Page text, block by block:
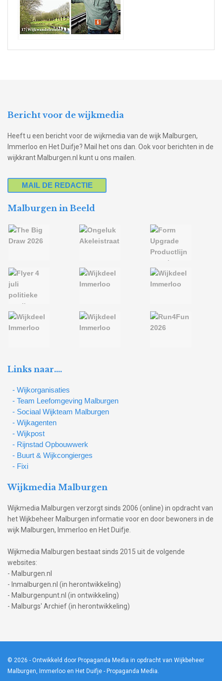
Bericht voor de wijkmedia
Heeft u een bericht voor de wijkmedia van de wijk Malburgen,
Immerloo en Het Duifje? Mail het ons dan. Ook voor berichten in de
wijkkrant Malburgen.nl kunt u ons mailen.
MAIL DE REDACTIE
Malburgen in Beeld
Links naar….
- Wijkorganisaties
- Team Leefomgeving Malburgen
- Sociaal Wijkteam Malburgen
- Wijkagenten
- Wijkpost
- Rijnstad Opbouwwerk
- Buurt & Wijkcongierges
- Fixi
Wijkmedia Malburgen
Wijkmedia Malburgen verzorgt sinds 2006 (online) in opdracht van
het Wijkbeheer Malburgen informatie voor en door bewoners in de
wijk Malburgen, Immerloo en Het Duifje.
Wijkmedia Malburgen bestaat sinds 2015 uit de volgende
websites:
- Malburgen.nl
- Inmalburgen.nl (in herontwikkeling)
- Malburgenpunt.nl (in ontwikkeling)
- Malburgs' Archief (in herontwikkeling)
© 2026 - Ontwikkeld door Propaganda Media in opdracht van Wijkbeheer
Malburgen, Immerloo en Het Duifje - Propaganda Media